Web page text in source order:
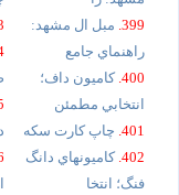
399. مبل ال مشهد:
راهنماي جامع
400. کاميون داف؛
انتخابي مطمئن
401. چاپ کارت سکه
402. کاميونهاي دانگ
فنگ؛ انتخا